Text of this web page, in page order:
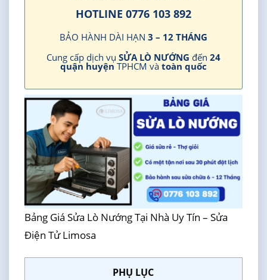
HOTLINE 0776 103 892
BẢO HÀNH DÀI HẠN 3 – 12 THÁNG
Cung cấp dịch vụ SỬA LÒ NƯỚNG đến 24
quận huyện TPHCM và toàn quốc
Bảng Giá Sửa Lò Nướng Tại Nhà Uy Tín – Sửa
Điện Tử Limosa
PHỤ LỤC